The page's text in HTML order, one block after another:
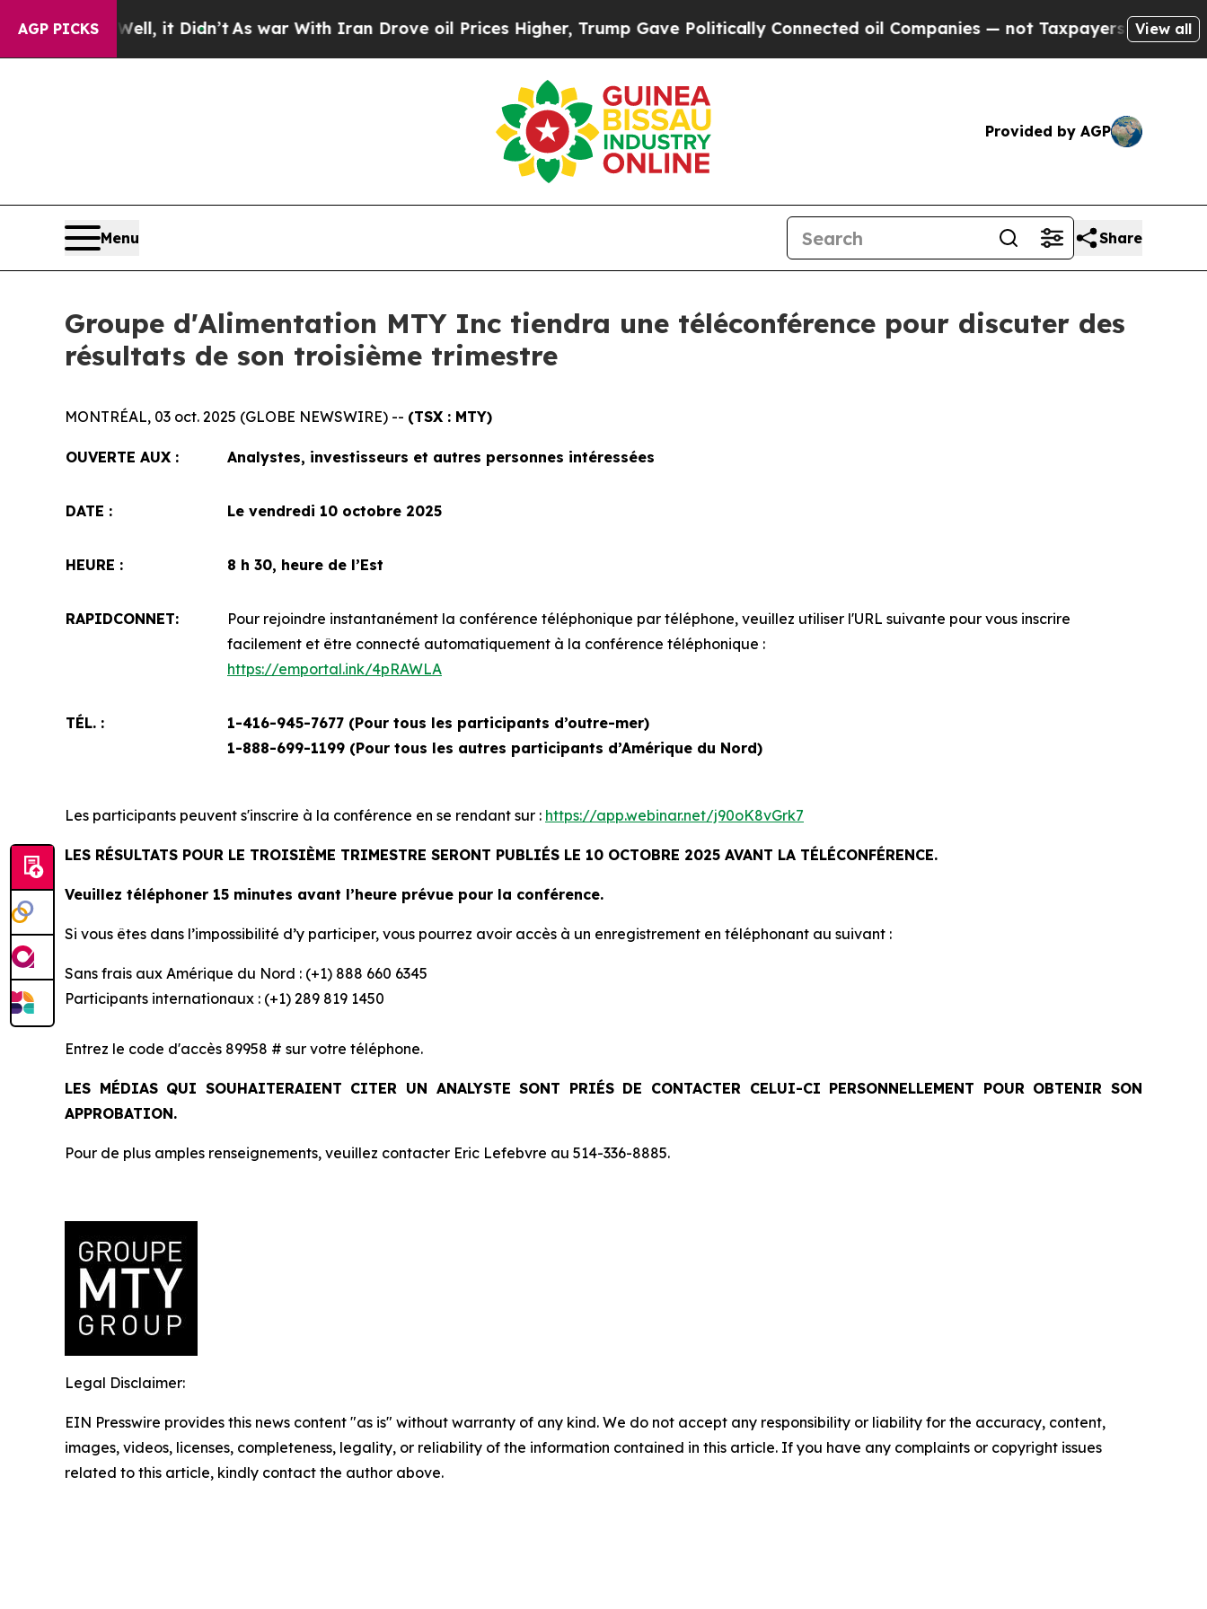
AGP PICKS
40%. Well, it Didn’t As war With Iran Drove oil Prices Higher, Trump Gave Politically Connected oil Companies — not Taxpayers — the Chance
View all
Provided by AGP
Menu Share
Groupe d'Alimentation MTY Inc tiendra une téléconférence pour discuter des
résultats de son troisième trimestre
MONTRÉAL, 03 oct. 2025 (GLOBE NEWSWIRE) -- (TSX : MTY)
OUVERTE AUX : Analystes, investisseurs et autres personnes intéressées
DATE : Le vendredi 10 octobre 2025
HEURE : 8 h 30, heure de l’Est
RAPIDCONNET:
Pour rejoindre instantanément la conférence téléphonique par téléphone, veuillez utiliser l'URL suivante pour vous inscrire
facilement et être connecté automatiquement à la conférence téléphonique :
https://emportal.ink/4pRAWLA
TÉL. :
1-416-945-7677 (Pour tous les participants d’outre-mer)
1-888-699-1199 (Pour tous les autres participants d’Amérique du Nord)
Les participants peuvent s'inscrire à la conférence en se rendant sur : https://app.webinar.net/j90oK8vGrk7
LES RÉSULTATS POUR LE TROISIÈME TRIMESTRE SERONT PUBLIÉS LE 10 OCTOBRE 2025 AVANT LA TÉLÉCONFÉRENCE.
Veuillez téléphoner 15 minutes avant l’heure prévue pour la conférence.
Si vous êtes dans l’impossibilité d’y participer, vous pourrez avoir accès à un enregistrement en téléphonant au suivant :
Sans frais aux Amérique du Nord : (+1) 888 660 6345
Participants internationaux : (+1) 289 819 1450
Entrez le code d'accès 89958 # sur votre téléphone.
LES MÉDIAS QUI SOUHAITERAIENT CITER UN ANALYSTE SONT PRIÉS DE CONTACTER CELUI-CI PERSONNELLEMENT POUR OBTENIR SON
APPROBATION.
Pour de plus amples renseignements, veuillez contacter Eric Lefebvre au 514-336-8885.
Legal Disclaimer:
EIN Presswire provides this news content "as is" without warranty of any kind. We do not accept any responsibility or liability for the accuracy, content,
images, videos, licenses, completeness, legality, or reliability of the information contained in this article. If you have any complaints or copyright issues
related to this article, kindly contact the author above.